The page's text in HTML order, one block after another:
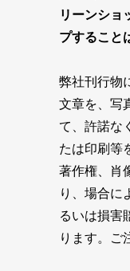
リーンショ
プすること
弊社刊行物
文章を、写
て、許諾な
たは印刷等
著作権、肖
り、場合に
るいは損害
ります。ご